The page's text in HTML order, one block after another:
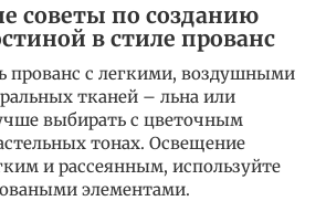
советы по созданию
в стиле прованс
прованс с легкими, воздушными
тканей – льна или
выбирать с цветочным
тонах. Освещение
и рассеянным, используйте
элементами.